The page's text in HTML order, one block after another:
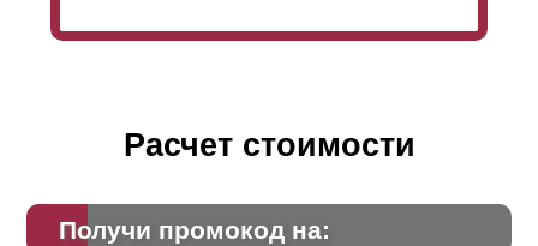
Расчет стоимости
Получи промокод на: